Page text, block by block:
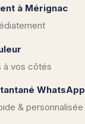
à Mérignac
à vos côtés
WhatsApp
& personnalisée